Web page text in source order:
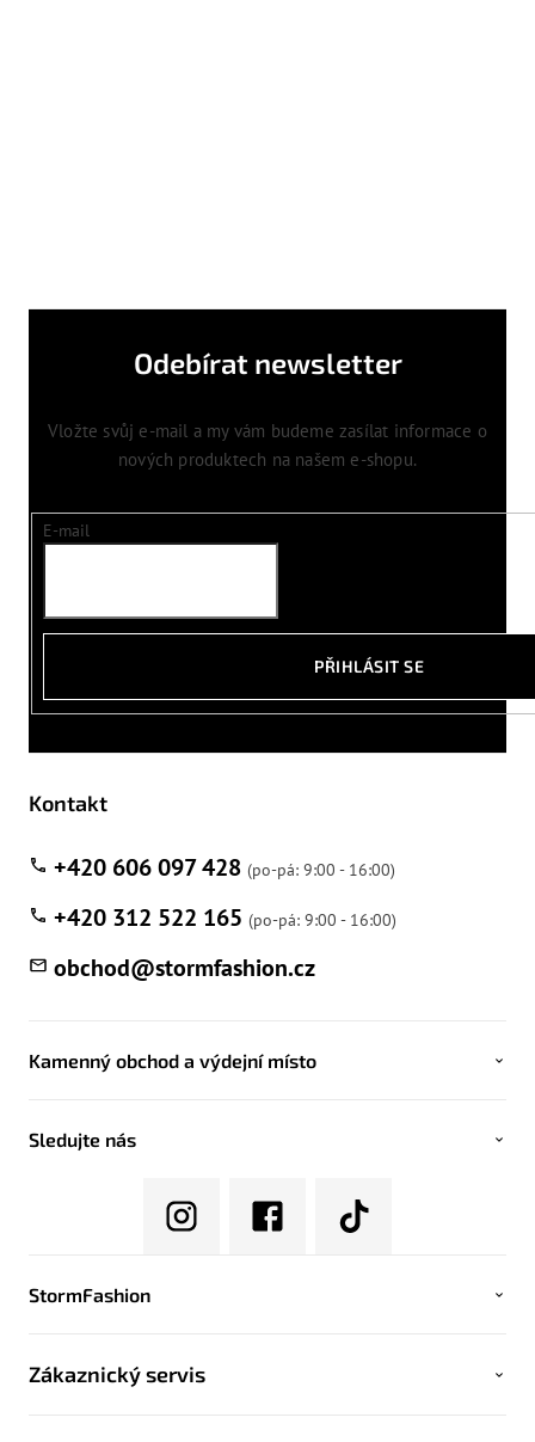
Odebírat newsletter
Vložte svůj e-mail a my vám budeme zasílat informace o
nových produktech na našem e-shopu.
E-mail
PŘIHLÁSIT SE
Kontakt
obchod@stormfashion.cz
+420 606 097 428
+420 312 522 165
Kamenný obchod a výdejní místo
Sledujte nás
StormFashion
Zákaznický servis